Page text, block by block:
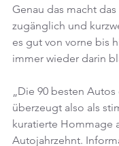
Genau das macht
zugänglich und
es gut von vorne bis
immer wieder darin
„Die 90 besten
überzeugt also als
kuratierte Hommage
Autojahrzehnt.